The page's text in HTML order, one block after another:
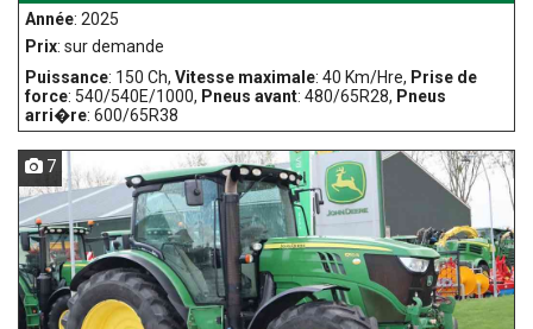
Année: 2025
Prix: sur demande
Puissance: 150 Ch, Vitesse maximale: 40 Km/Hre, Prise de
force: 540/540E/1000, Pneus avant: 480/65R28, Pneus
arri�re: 600/65R38
7